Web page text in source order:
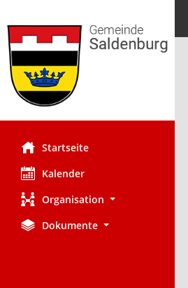
Startseite
Kalender
Organisation
Dokumente